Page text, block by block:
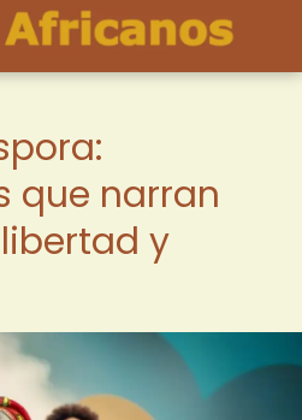
que narran
y